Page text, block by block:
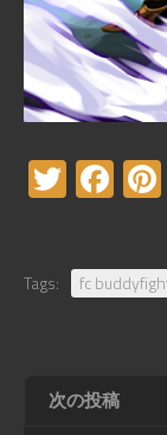
Tags: fc
次の投稿